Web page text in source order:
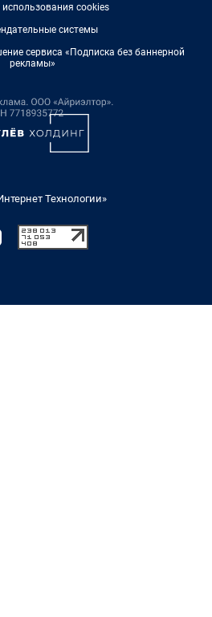
cookies
системы
сервиса «Подписка без баннерной
рекламы»
Технологии»